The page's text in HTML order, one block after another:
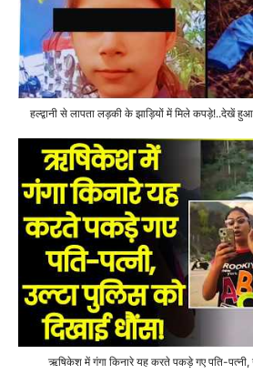
हल्द्वानी से लापता लड़की के झाड़ियों में मिले कपड़े!..देखें
ऋषिकेश में गंगा किनारे यह करते पकड़े गए पति-पत्नी,